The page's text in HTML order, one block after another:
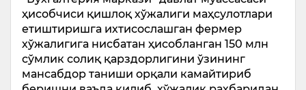
ҳисобчиси қишлоқ хўжалиги маҳсулотлари
етиштиришга ихтисослашган фермер
хўжалигига нисбатан ҳисобланган 150 млн
сўмлик солиқ қарздорлигини ўзининг
мансабдор таниши орқали камайтириб